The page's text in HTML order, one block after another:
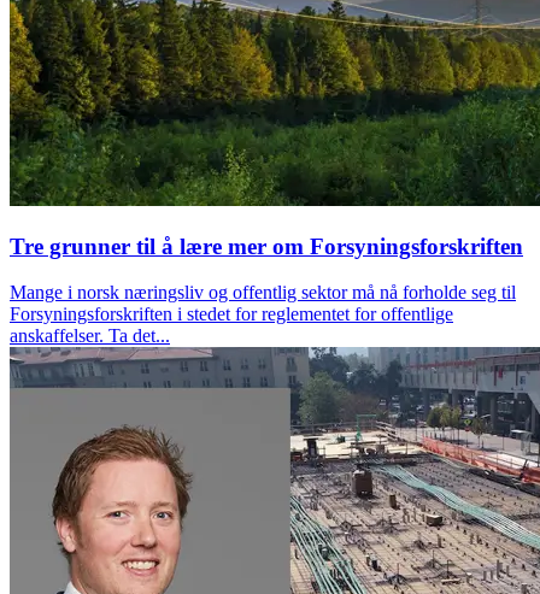
Tre grunner til å lære mer om Forsyningsforskriften
Mange i norsk næringsliv og offentlig sektor må nå forholde seg til
Forsyningsforskriften i stedet for reglementet for offentlige
anskaffelser. Ta det...